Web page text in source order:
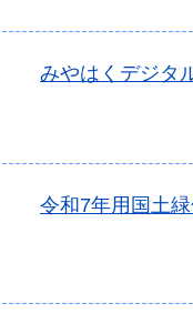
みやはくデジタ
令和7年用国土